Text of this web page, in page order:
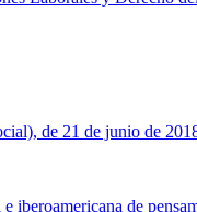
de 21 de junio de
iberoamericana de